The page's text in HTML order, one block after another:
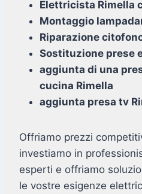
Elettricista Rimella
Montaggio
Riparazione
Sostituzione prese
aggiunta di una
cucina Rimella
aggiunta presa tv
Offriamo prezzi
investiamo in
esperti e offriamo
le vostre esigenze